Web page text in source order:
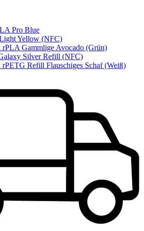
Pro Blue
Yellow (NFC)
Gammlige Avocado (Grün)
Silver Refill (NFC)
Refill Flauschiges Schaf (Weiß)